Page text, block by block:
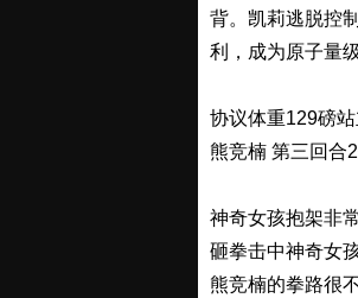
背。凯莉逃脱控
利，成为原子量
协议体重129磅
熊竞楠 第三回合
神奇女孩抱架非
砸拳击中神奇女
熊竞楠的拳路很